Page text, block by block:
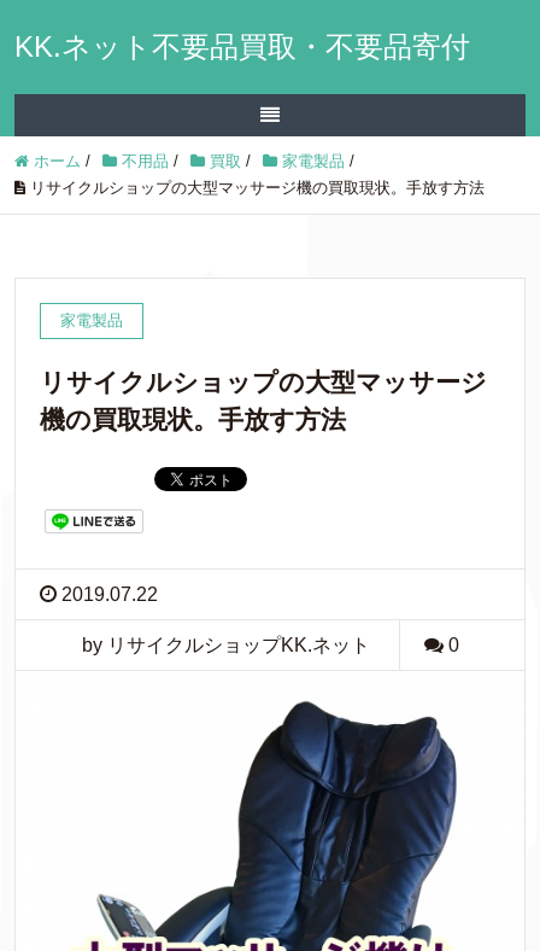
KK.ネット不要品買取・不要品寄付
ホーム / 不用品 / 買取 / 家電製品 /
リサイクルショップの大型マッサージ機の買取現状。手放す方法
家電製品
リサイクルショップの大型マッサージ
機の買取現状。手放す方法
2019.07.22
by リサイクルショップKK.ネット 0